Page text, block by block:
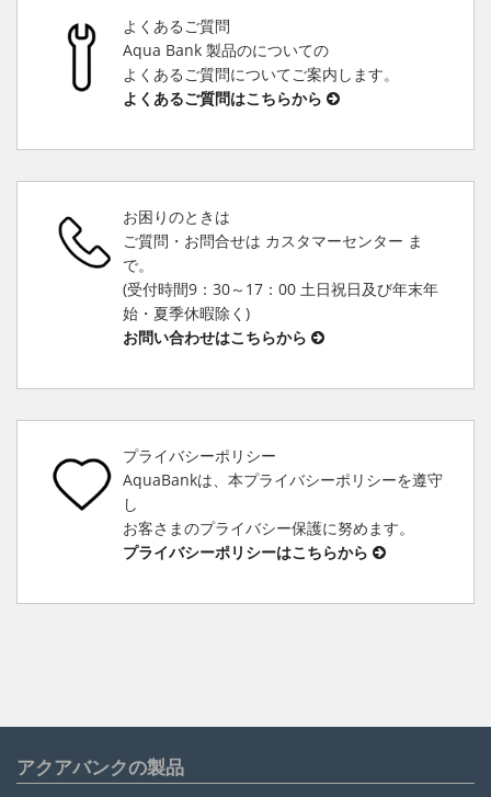
よくあるご質問
Aqua Bank 製品のについての
よくあるご質問についてご案内します。
よくあるご質問はこちらから
お困りのときは
ご質問・お問合せは カスタマーセンター ま
で。
(受付時間9：30～17：00 土日祝日及び年末年
始・夏季休暇除く)
お問い合わせはこちらから
プライバシーポリシー
AquaBankは、本プライバシーポリシーを遵守
し
お客さまのプライバシー保護に努めます。
プライバシーポリシーはこちらから
アクアバンクの製品